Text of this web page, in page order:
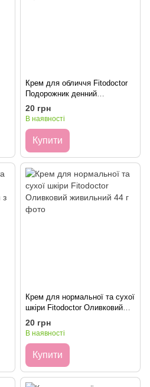
Крем для обличчя Fitodoctor
Подорожник денний
зволожувальний 44 г
20 грн
В наявності
Купити
Крем для нормальної та сухої
шкіри Fitodoctor Оливковий
живильний 44 г
20 грн
В наявності
Купити